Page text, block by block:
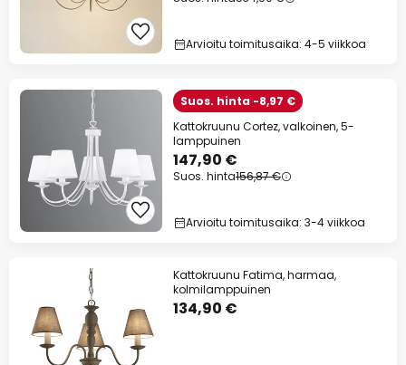
Arvioitu toimitusaika: 4-5 viikkoa
Suos. hinta -8,97 €
Kattokruunu Cortez, valkoinen, 5-
lamppuinen
147,90 €
Suos. hinta156,87 €
Arvioitu toimitusaika: 3-4 viikkoa
Kattokruunu Fatima, harmaa,
kolmilamppuinen
134,90 €